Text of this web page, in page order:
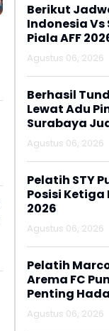
Berikut
Indonesia
Piala AFF
Agustus 06, 2026
Berhasil
Lewat Adu
Surabaya
2026
Agustus 06, 2026
Pelatih STY
Posisi Ketiga
2026
Agustus 06, 2026
Pelatih
Arema FC
Penting
Agustus 06, 2026